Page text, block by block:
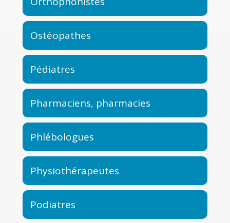
Ostéopathes
Pédiatres
Pharmaciens, pharmacies
Phlébologues
Physiothérapeutes
Podiatres